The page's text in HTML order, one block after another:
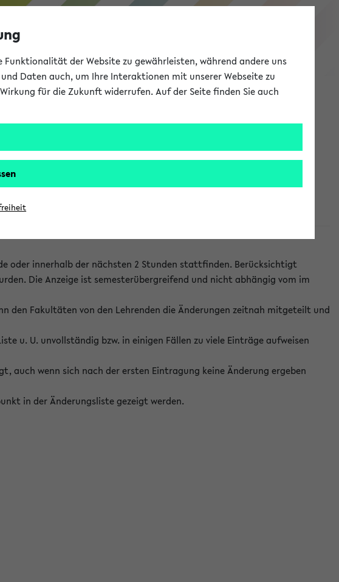
eKVV
oder innerhalb der nächsten 2 Stunden stattfinden. Berücksichtigt
Die Anzeige ist semesterübergreifend und nicht abhängig vom im
den Fakultäten von den Lehrenden die Änderungen zeitnah mitgeteilt und
u. U. unvollständig bzw. in einigen Fällen zu viele Einträge aufweisen
auch wenn sich nach der ersten Eintragung keine Änderung ergeben
in der Änderungsliste gezeigt werden.
Funktionalität der Website zu gewährleisten, während andere uns
Daten auch, um Ihre Interaktionen mit unserer Webseite zu
für die Zukunft widerrufen. Auf der Seite finden Sie auch